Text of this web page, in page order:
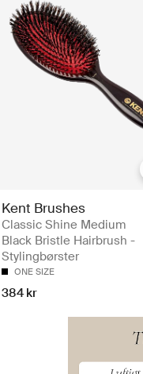
Kent Brushes
Classic Shine Medium
Black Bristle Hairbrush -
Stylingbørster
ONE SIZE
384 kr